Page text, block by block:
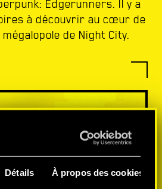
Détails À propos des cookies
Edgerunners. Il y a
à découvrir au cœur de
de Night City.